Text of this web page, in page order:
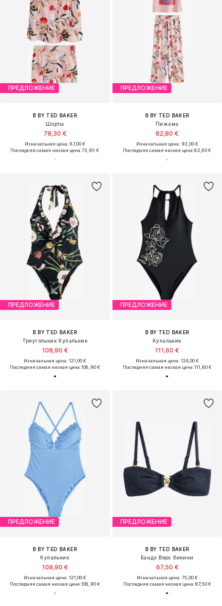
ПРЕДЛОЖЕНИЕ
B BY TED BAKER
Шорты
78,30 €
Изначальная цена: 87,00 €
Последняя самая низкая цена:73,95 €
ПРЕДЛОЖЕНИЕ
B BY TED BAKER
Пижама
82,80 €
Изначальная цена: 92,00 €
Последняя самая низкая цена:82,80 €
ПРЕДЛОЖЕНИЕ
B BY TED BAKER
Треугольник Купальник
108,90 €
Изначальная цена: 121,00 €
Последняя самая низкая цена:108,90 €
ПРЕДЛОЖЕНИЕ
B BY TED BAKER
Купальник
111,60 €
Изначальная цена: 124,00 €
Последняя самая низкая цена:111,60 €
ПРЕДЛОЖЕНИЕ
B BY TED BAKER
Купальник
108,90 €
Изначальная цена: 121,00 €
Последняя самая низкая цена:108,90 €
ПРЕДЛОЖЕНИЕ
B BY TED BAKER
Бандо Верх бикини
67,50 €
Изначальная цена: 75,00 €
Последняя самая низкая цена:67,50 €